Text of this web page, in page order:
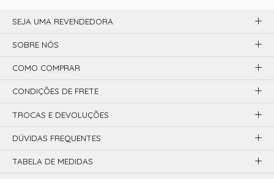
SEJA UMA REVENDEDORA
SOBRE NÓS
COMO COMPRAR
CONDIÇÕES DE FRETE
TROCAS E DEVOLUÇÕES
DÚVIDAS FREQUENTES
TABELA DE MEDIDAS